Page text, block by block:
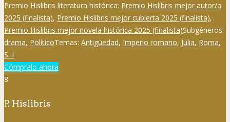
Premio Hislibris literatura histórica: Premio Hislibris mejor autor/a
2025 (finalista), Premio Hislibris mejor cubierta 2025 (finalista),
Premio Hislibris mejor novela histórica 2025 (finalista)Subgéneros:
drama, PolíticoTemas: Antigüedad, Imperio romano, Julia, Roma,
S. I
Cómpralo ahora
8
P. Hislibris